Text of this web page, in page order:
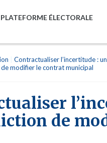
PLATEFORME ÉLECTORALE
Contractualiser l’incertitude :
modifier le contrat municipal
de